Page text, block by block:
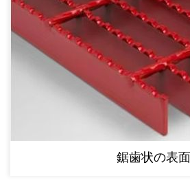
鋸歯状の表面